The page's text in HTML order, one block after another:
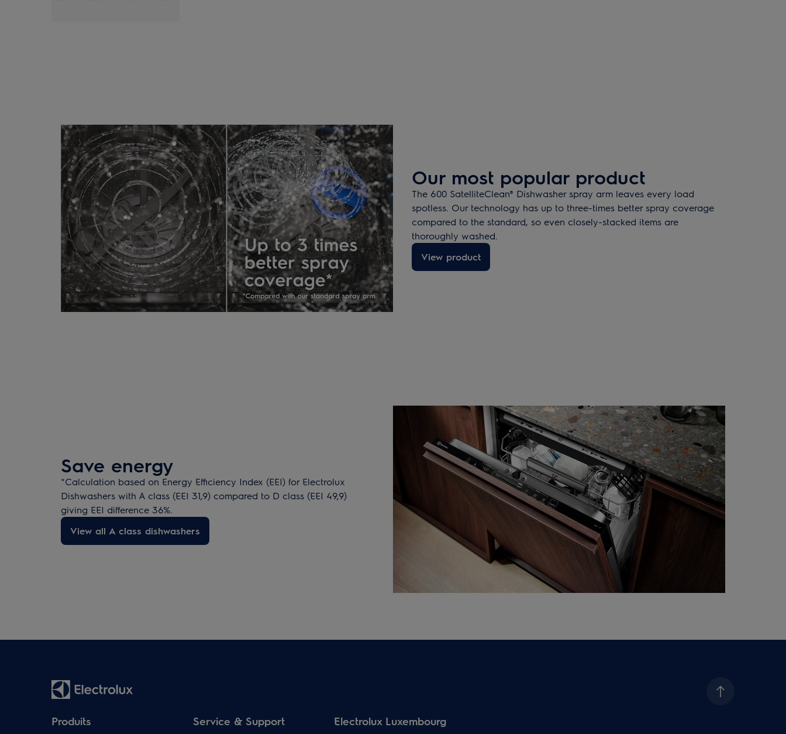
Our most popular product
The 600 SatelliteClean® Dishwasher spray arm leaves every load
spotless. Our technology has up to three-times better spray coverage
compared to the standard, so even closely-stacked items are
thoroughly washed.
View product
Save energy
*Calculation based on Energy Efficiency Index (EEI) for Electrolux
Dishwashers with A class (EEI 31,9) compared to D class (EEI 49,9)
giving EEI difference 36%.​
View all A class dishwashers
Produits Service & Support Electrolux Luxembourg